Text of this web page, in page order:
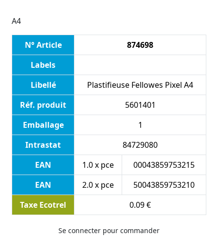
A4
N° Article
874698
Labels
Libellé
Plastifieuse Fellowes Pixel A4
Réf. produit
5601401
Emballage
1
Intrastat
84729080
EAN
1.0 x pce
00043859753215
EAN
2.0 x pce
50043859753210
Taxe Ecotrel
0.09 €
Se connecter pour commander